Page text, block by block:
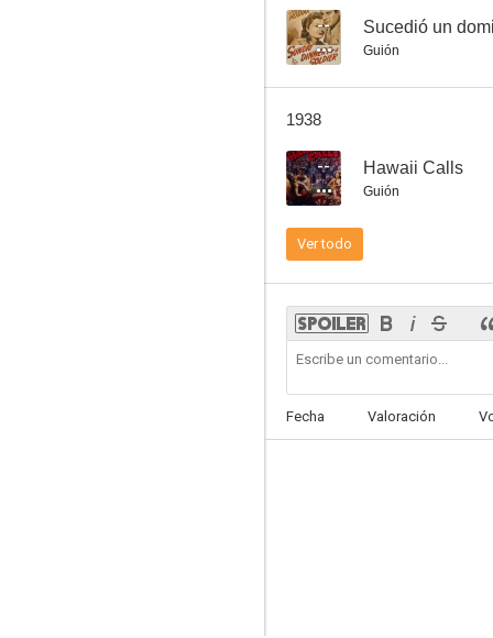
--
--
-- Sucedió un
Guión
1938
-- Hawaii Calls
Guión
Ver todo
Fecha Valoración